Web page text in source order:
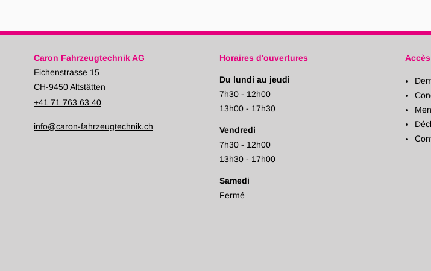
Caron Fahrzeugtechnik AG
Eichenstrasse 15
CH-9450 Altstätten
+41 71 763 63 40
info@caron-fahrzeugtechnik.ch
Horaires d'ouvertures
Du lundi au jeudi
7h30 - 12h00
13h00 - 17h30
Vendredi
7h30 - 12h00
13h30 - 17h00
Samedi
Fermé